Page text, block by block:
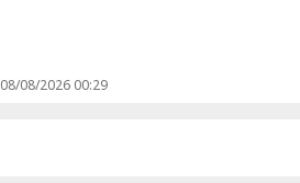
08/08/2026 00:29